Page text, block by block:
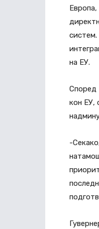
Европа,
систем.
на ЕУ.
Според
кон ЕУ,
-